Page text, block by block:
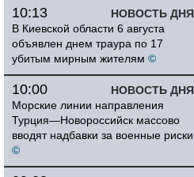
НОВОСТЬ ДНЯ
10:13
В Киевской области 6 августа
объявлен днем траура по 17
убитым мирным жителям ©
НОВОСТЬ ДНЯ
10:00
Морские линии направления
Турция—Новороссийск массово
вводят надбавки за военные риски
©